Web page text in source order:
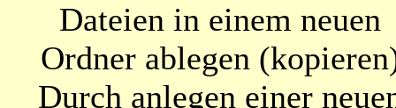
Dateien in einem neuen
Ordner ablegen
Durch anlegen einer